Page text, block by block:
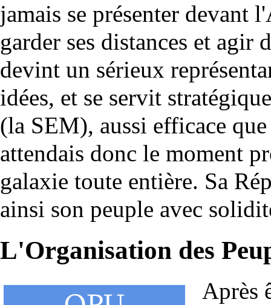
jamais se présenter devant
garder ses distances et
devint un sérieux
idées, et se servit
(la SEM), aussi efficace
attendais donc le moment
galaxie toute entière. Sa
ainsi son peuple avec
L'Organisation des
Après